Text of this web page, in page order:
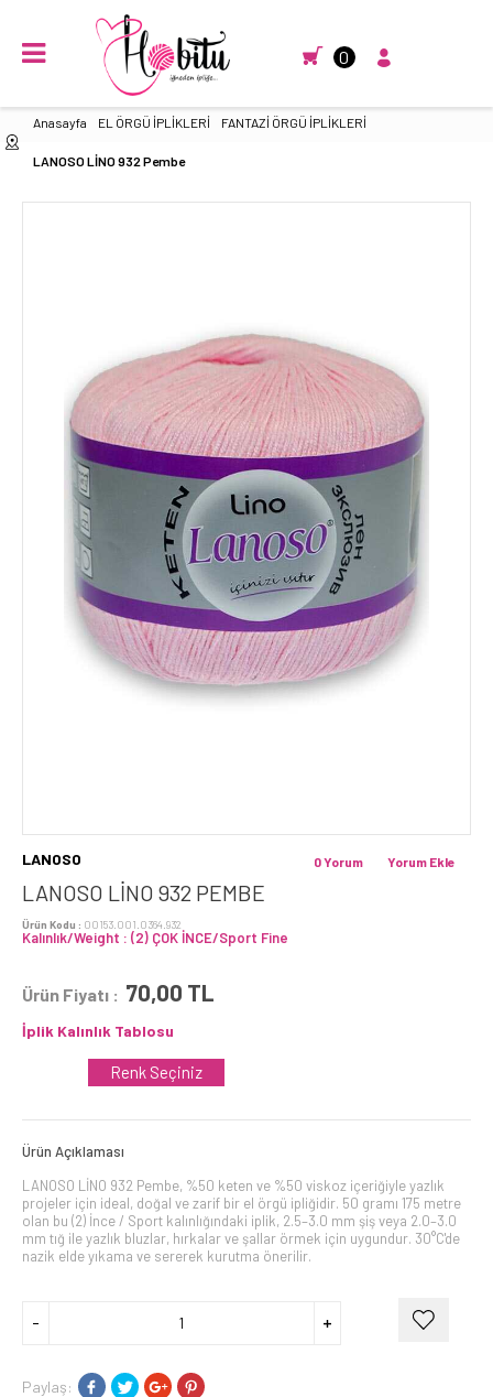
0
Anasayfa EL ÖRGÜ İPLİKLERİ FANTAZİ ÖRGÜ İPLİKLERİ
LANOSO LİNO 932 Pembe
LANOSO
LANOSO LİNO 932 PEMBE
Ürün Kodu : 00153.001.0364.932
Kalınlık/Weight : (2) ÇOK İNCE/Sport Fine
Yorum Ekle
0 Yorum
Ürün Fiyatı : 70,00 TL
İplik Kalınlık Tablosu
Renk Seçiniz
Ürün Açıklaması
LANOSO LİNO 932 Pembe, %50 keten ve %50 viskoz içeriğiyle yazlık
projeler için ideal, doğal ve zarif bir el örgü ipliğidir. 50 gramı 175 metre
olan bu (2) İnce / Sport kalınlığındaki iplik, 2.5–3.0 mm şiş veya 2.0–3.0
mm tığ ile yazlık bluzlar, hırkalar ve şallar örmek için uygundur. 30°C'de
nazik elde yıkama ve sererek kurutma önerilir.
Paylaş: